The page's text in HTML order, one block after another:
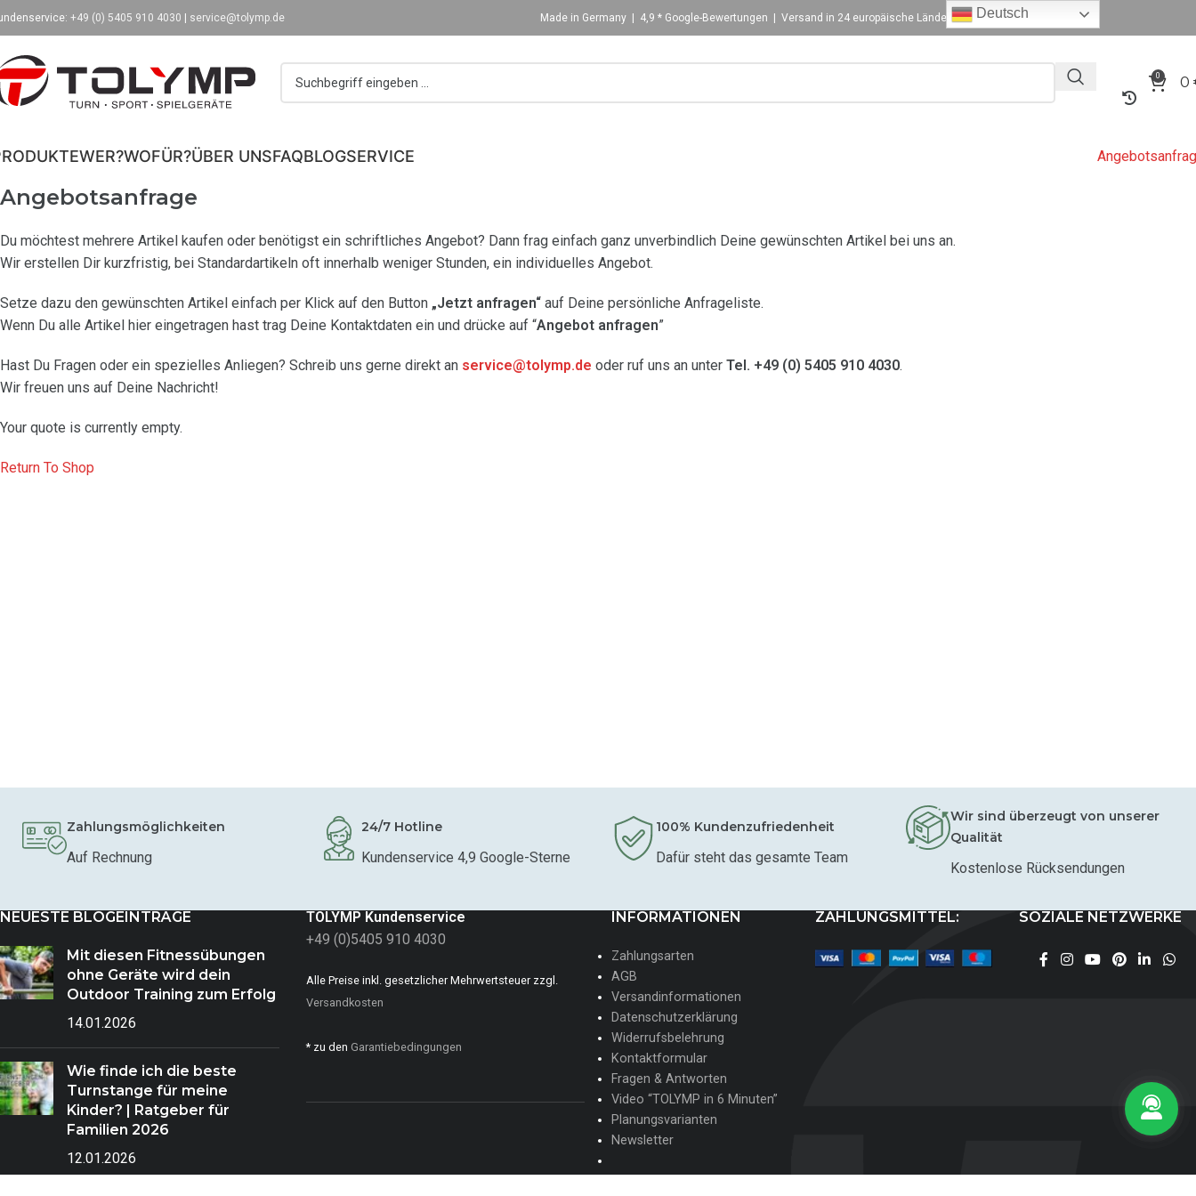
+49 (0) 5405 910 4030 service@tolymp.de Made in Germany | 4,9 * Google-Bewertungen | Versand in 24 europäische Länder
0 0
WER?WOFÜR?ÜBER UNSFAQBLOGSERVICE
Angebotsanfrage
Du möchtest mehrere Artikel kaufen oder benötigst ein schriftliches Angebot? Dann frag einfach ganz unverbindlich Deine gewünschten Artikel bei uns an.
Wir erstellen Dir kurzfristig, bei Standardartikeln oft innerhalb weniger Stunden, ein individuelles Angebot.
Setze dazu den gewünschten Artikel einfach per Klick auf den Button „Jetzt anfragen“ auf Deine persönliche Anfrageliste.
Wenn Du alle Artikel hier eingetragen hast trag Deine Kontaktdaten ein und drücke auf “Angebot anfragen”
Hast Du Fragen oder ein spezielles Anliegen? Schreib uns gerne direkt an service@tolymp.de oder ruf uns an unter Tel. +49 (0) 5405 910 4030.
Wir freuen uns auf Deine Nachricht!
Your quote is currently empty.
Return To Shop
Zahlungsmöglichkeiten
Auf Rechnung
24/7 Hotline
Kundenservice 4,9 Google-Sterne
100% Kundenzufriedenheit
Dafür steht das gesamte Team
Wir sind überzeugt von unserer
Qualität
Kostenlose Rücksendungen
NEUESTE BLOGEINTRÄGE
Mit diesen Fitnessübungen
ohne Geräte wird dein
Outdoor Training zum Erfolg
14.01.2026
Wie finde ich die beste
Turnstange für meine
Kinder? | Ratgeber für
Familien 2026
12.01.2026
TOLYMP Kundenservice
+49 (0)5405 910 4030
Alle Preise inkl. gesetzlicher Mehrwertsteuer zzgl.
Versandkosten
* zu den Garantiebedingungen
INFORMATIONEN
Zahlungsarten
AGB
Versandinformationen
Datenschutzerklärung
Widerrufsbelehrung
Kontaktformular
Fragen & Antworten
Video “TOLYMP in 6 Minuten”
Planungsvarianten
Newsletter
ZAHLUNGSMITTEL: SOZIALE NETZWERKE
Deutsch